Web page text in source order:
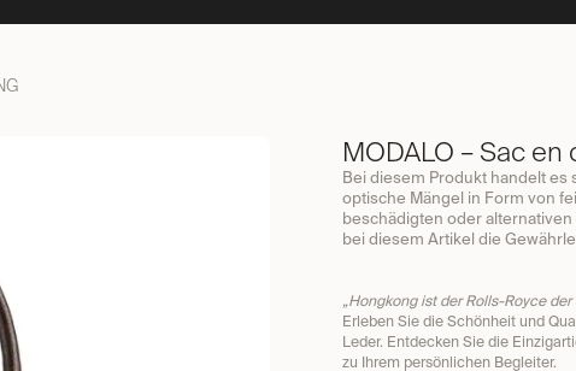
MODALO – Sac en
Bei diesem Produkt handelt
optische Mängel in Form von
beschädigten oder
bei diesem Artikel die
„Hongkong ist der Rolls-Royce der
Erleben Sie die Schönheit und
Leder. Entdecken Sie die
zu Ihrem persönlichen Begleiter.